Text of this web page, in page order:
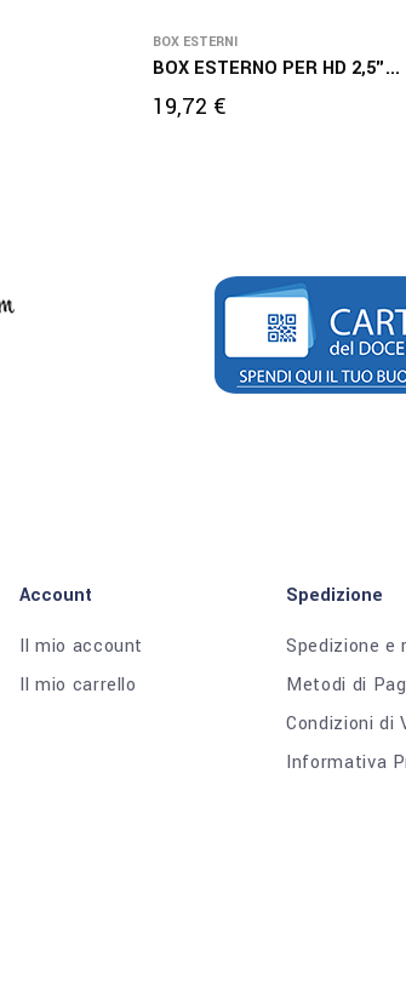
BOX ESTERNI
BOX ESTERNO PER HD 2,5"...
Prezzo
19,72 €
Account
Il mio account
Il mio carrello
Spedizione
Spedizione e
Metodi di
Condizioni di
Informativa